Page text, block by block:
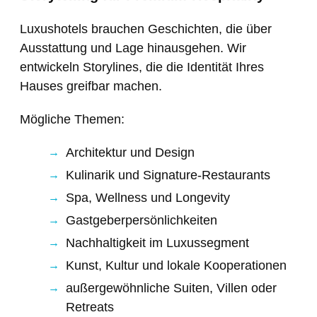
Luxushotels brauchen Geschichten, die über
Ausstattung und Lage hinausgehen. Wir
entwickeln Storylines, die die Identität Ihres
Hauses greifbar machen.
Mögliche Themen:
Architektur und Design
Kulinarik und Signature-Restaurants
Spa, Wellness und Longevity
Gastgeberpersönlichkeiten
Nachhaltigkeit im Luxussegment
Kunst, Kultur und lokale Kooperationen
außergewöhnliche Suiten, Villen oder
Retreats